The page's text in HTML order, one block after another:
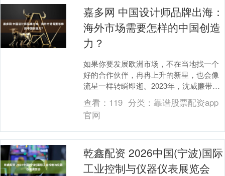
嘉多网 中国设计师品牌出海：
海外市场需要怎样的中国创造
力？
如果你要发展欧洲市场，不在当地找一个
好的合作伙伴，冉冉上升的新星，也会像
流星一样转瞬即逝。2023年，沈威廉带着
自己的羽绒服品牌Raxxy第一次到欧洲做秀
展，一....
查看： 119 分类： 靠谱股票配资app
官网
乾鑫配资 2026中国(宁波)国际
工业控制与仪器仪表展览会